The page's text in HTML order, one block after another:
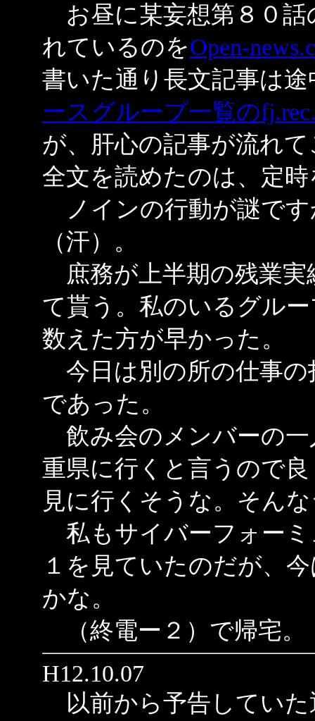
お昼に某妄想第８０話
れているのをOpen-
書いた通り長文記事は
ースグループ一覧の
が、肝心の記事が流れ
全文を読めたのは、定
ノインの行動が謎で
（汗）。
庶務が上半期の残業実
て貰う。私のいるグル
数えた方が早かった。
今日は別の所の仕事の
であった。
飲み会のメンバーの一
重県に行くと言うので
見に行くそうな。そん
私もサイバーフォーミ
１を見ていたのだが、
かな。
（終電ー２）で帰宅。
H12.10.07
以前から予告していた